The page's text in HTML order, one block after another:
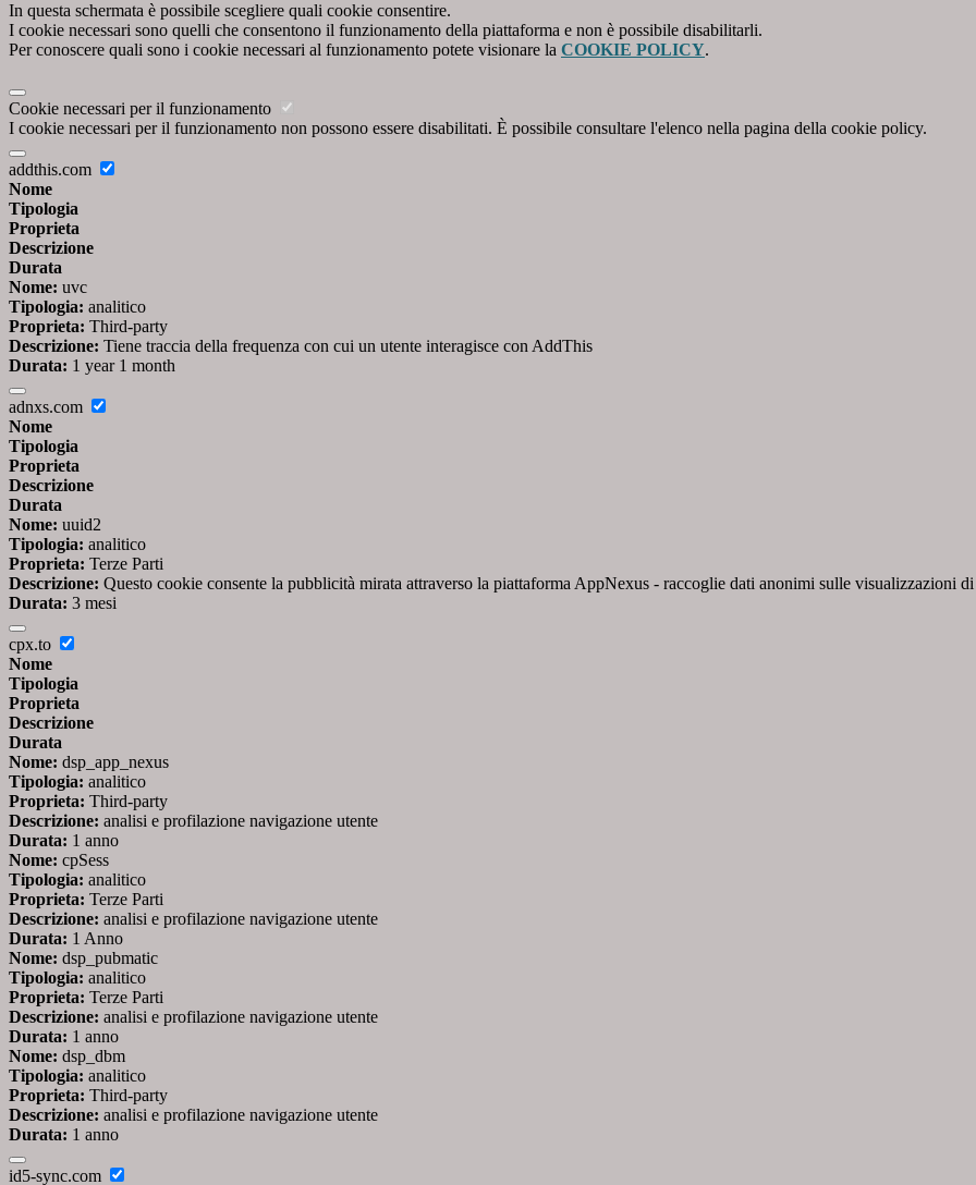
In questa schermata è possibile scegliere quali cookie consentire.
I cookie necessari sono quelli che consentono il funzionamento della piattaforma e non è possibile disabilitarli.
Per conoscere quali sono i cookie necessari al funzionamento potete visionare la COOKIE POLICY.
Cookie necessari per il funzionamento
I cookie necessari per il funzionamento non possono essere disabilitati. È possibile consultare l'elenco nella pagina della cookie policy.
addthis.com
Nome
Tipologia
Proprieta
Descrizione
Durata
Nome: uvc
Tipologia: analitico
Proprieta: Third-party
Descrizione: Tiene traccia della frequenza con cui un utente interagisce con AddThis
Durata: 1 year 1 month
adnxs.com
Nome
Tipologia
Proprieta
Descrizione
Durata
Nome: uuid2
Tipologia: analitico
Proprieta: Terze Parti
Descrizione: Questo cookie consente la pubblicità mirata attraverso la piattaforma AppNexus - raccoglie dati anonimi sulle visualizzazioni
Durata: 3 mesi
cpx.to
Nome
Tipologia
Proprieta
Descrizione
Durata
Nome: dsp_app_nexus
Tipologia: analitico
Proprieta: Third-party
Descrizione: analisi e profilazione navigazione utente
Durata: 1 anno
Nome: cpSess
Tipologia: analitico
Proprieta: Terze Parti
Descrizione: analisi e profilazione navigazione utente
Durata: 1 Anno
Nome: dsp_pubmatic
Tipologia: analitico
Proprieta: Terze Parti
Descrizione: analisi e profilazione navigazione utente
Durata: 1 anno
Nome: dsp_dbm
Tipologia: analitico
Proprieta: Third-party
Descrizione: analisi e profilazione navigazione utente
Durata: 1 anno
id5-sync.com